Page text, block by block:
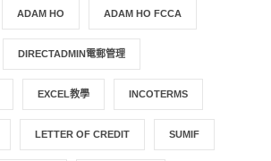
ADAM HO ADAM HO FCCA
DIRECTADMIN電郵管理
EXCEL教學 INCOTERMS
LETTER OF CREDIT SUMIF